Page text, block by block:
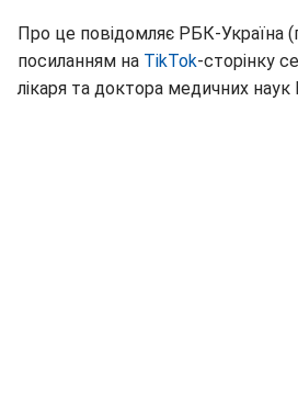
Про це повідомляє РБК-Україна
посиланням на TikTok-сторінку
лікаря та доктора медичних наук